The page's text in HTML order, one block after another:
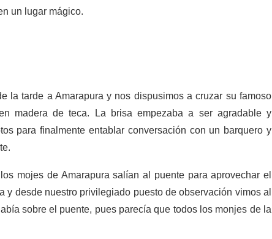
un lugar mágico.
la tarde a Amarapura y nos dispusimos a cruzar su famoso
madera de teca. La brisa empezaba a ser agradable y
para finalmente entablar conversación con un barquero y
mojes de Amarapura salían al puente para aprovechar el
y desde nuestro privilegiado puesto de observación vimos al
sobre el puente, pues parecía que todos los monjes de la